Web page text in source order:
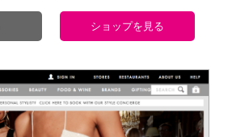
ショップを見る